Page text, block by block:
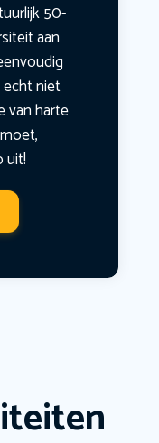
50-
aan
echt niet
van harte
uit!